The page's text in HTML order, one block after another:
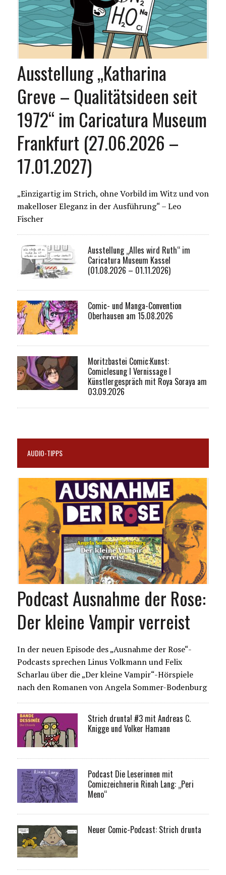
Ausstellung „Katharina
Greve – Qualitätsideen seit
1972“ im Caricatura Museum
Frankfurt (27.06.2026 –
17.01.2027)
„Einzigartig im Strich, ohne Vorbild im Witz und von
makelloser Eleganz in der Ausführung“ – Leo
Fischer
Ausstellung „Alles wird Ruth“ im
Caricatura Museum Kassel
(01.08.2026 – 01.11.2026)
Comic- und Manga-Convention
Oberhausen am 15.08.2026
Moritzbastei Comic:Kunst:
Comiclesung I Vernissage I
Künstlergespräch mit Roya Soraya am
03.09.2026
AUDIO-TIPPS
Podcast Ausnahme der Rose:
Der kleine Vampir verreist
In der neuen Episode des „Ausnahme der Rose“-
Podcasts sprechen Linus Volkmann und Felix
Scharlau über die „Der kleine Vampir“-Hörspiele
nach den Romanen von Angela Sommer-Bodenburg
Strich drunta! #3 mit Andreas C.
Knigge und Volker Hamann
Podcast Die Leserinnen mit
Comiczeichnerin Rinah Lang: „Peri
Meno“
Neuer Comic-Podcast: Strich drunta